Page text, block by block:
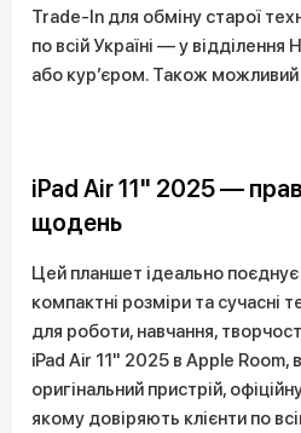
Trade-In для обміну старої
по всій Україні — у
або кур’єром. Також можливий
iPad Air 11" 2025 —
щодень
Цей планшет ідеально
компактні розміри та сучасні
для роботи, навчання,
iPad Air 11" 2025 в Apple Room,
оригінальний пристрій,
якому довіряють клієнти по